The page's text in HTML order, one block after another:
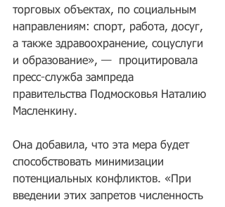
торговых объектах, по социальным
направлениям: спорт, работа, досуг,
а также здравоохранение, соцуслуги
и образование», —  процитировала
пресс-служба зампреда
правительства Подмосковья Наталию
Масленкину.
Она добавила, что эта мера будет
способствовать минимизации
потенциальных конфликтов. «При
введении этих запретов численность